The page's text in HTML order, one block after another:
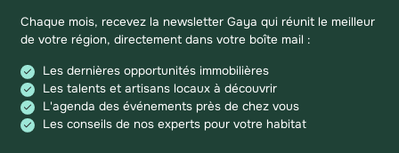
Chaque mois, recevez la newsletter Gaya qui réunit le meilleur
de votre région, directement dans votre boîte mail :
Les dernières opportunités immobilières
Les talents et artisans locaux à découvrir
L'agenda des événements près de chez vous
Les conseils de nos experts pour votre habitat